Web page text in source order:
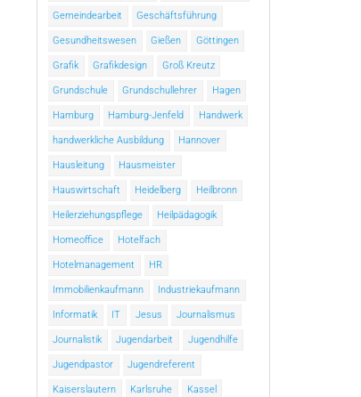
Gemeindearbeit Geschäftsführung
Gesundheitswesen Gießen Göttingen
Grafik Grafikdesign Groß Kreutz
Grundschule Grundschullehrer Hagen
Hamburg Hamburg-Jenfeld Handwerk
handwerkliche Ausbildung Hannover
Hausleitung Hausmeister
Hauswirtschaft Heidelberg Heilbronn
Heilerziehungspflege Heilpädagogik
Homeoffice Hotelfach
Hotelmanagement HR
Immobilienkaufmann Industriekaufmann
Informatik IT Jesus Journalismus
Journalistik Jugendarbeit Jugendhilfe
Jugendpastor Jugendreferent
Kaiserslautern Karlsruhe Kassel